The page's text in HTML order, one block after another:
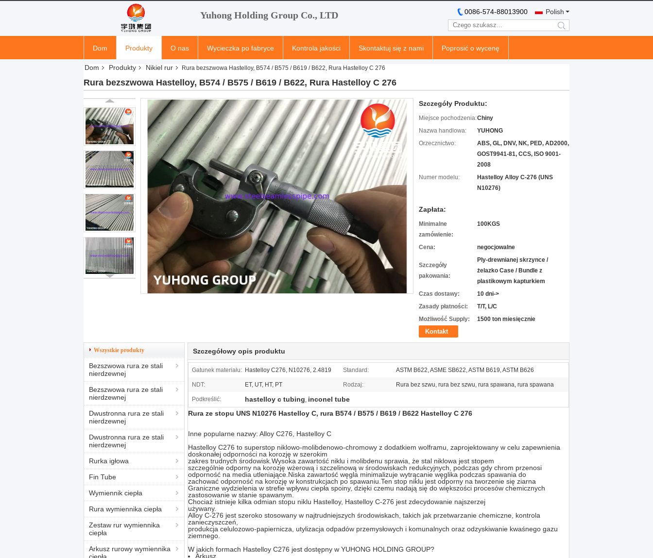
Yuhong Holding Group Co., LTD Polish
0086-574-88013900
search
Dom Produkty O nas Wycieczka po fabryce Kontrola jakości Skontaktuj się z nami Poprosić o wycenę
Wiadomości Firmowe
Dom Produkty Nikiel rur Rura bezszwowa Hastelloy, B574 / B575 / B619 / B622, Rura Hastelloy C 276
Rura bezszwowa Hastelloy, B574 / B575 / B619 / B622, Rura Hastelloy C 276
Szczegóły Produktu:
Miejsce pochodzenia:Chiny
Nazwa handlowa:
YUHONG
Orzecznictwo:
ABS, GL, DNV, NK, PED, AD2000,
GOST9941-81, CCS, ISO 9001-
2008
Numer modelu:
Hastelloy Alloy C-276 (UNS
N10276)
Zapłata:
Minimalne
zamówienie:
100KGS
Cena: negocjowalne
Szczegóły
pakowania:
Ply-drewnianej skrzynce /
żelazko Case / Bundle z
plastikowym kapturkiem
Czas dostawy:
10 dni->
Zasady płatności:
T/T, L/C
Możliwość Supply:
1500 ton miesięcznie
Kontakt
Wszystkie produkty
Bezszwowa rura ze stali
nierdzewnej
Bezszwowa rura ze stali
nierdzewnej
Dwustronna rura ze stali
nierdzewnej
Dwustronna rura ze stali
nierdzewnej
Rurka igłowa
Fin Tube
Wymiennik ciepła
Rura wymiennika ciepła
Zestaw rur wymiennika
ciepła
Arkusz rurowy wymiennika
Szczegółowy opis produktu
Gatunek materiału: Hastelloy C276, N10276, 2.4819 Standard: ASTM B622, ASME SB622, ASTM B619, ASTM B626
NDT: ET, UT, HT, PT Rodzaj: Rura bez szwu, rura bez szwu, rura spawana, rura spawana
Podkreślić: hastelloy c tubing, inconel tube
Rura ze stopu UNS N10276 Hastelloy C, rura B574 / B575 / B619 / B622 Hastelloy C 276
Inne popularne nazwy: Alloy C276, Hastelloy C
Hastelloy C276 to superstop niklowo-molibdenowo-chromowy z dodatkiem wolframu, zaprojektowany w celu zapewnienia
doskonałej odporności na korozję w szerokim
zakres trudnych środowisk.Wysoka zawartość niklu i molibdenu sprawia, że ​​stal niklowa jest stopem
szczególnie odporny na korozję wżerową i szczelinową w środowiskach redukcyjnych, podczas gdy chrom przenosi
odporność na media utleniające.Niska zawartość węgla minimalizuje wytrącanie węglika podczas spawania do
zachować odporność na korozję w konstrukcjach po spawaniu.Ten stop niklu jest odporny na tworzenie się ziarna
Graniczne wydzielenia w strefie wpływu ciepła spoiny, dzięki czemu nadają się do większości procesów chemicznych
zastosowanie w stanie spawanym.
Chociaż istnieje kilka odmian stopu niklu Hastelloy, Hastelloy C-276 jest zdecydowanie najszerzej
używany.
Alloy C-276 jest szeroko stosowany w najtrudniejszych środowiskach, takich jak przetwarzanie chemiczne, kontrola
zanieczyszczeń,
produkcja celulozowo-papiernicza, utylizacja odpadów przemysłowych i komunalnych oraz odzyskiwanie kwaśnego gazu
ziemnego.
W jakich formach Hastelloy C276 jest dostępny w YUHONG HOLDING GROUP?
Arkusz